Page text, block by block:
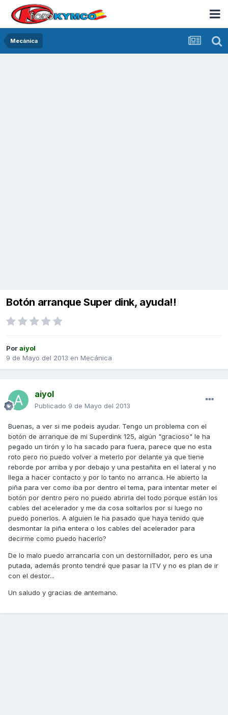
Mecánica
Botón arranque Super dink, ayuda!!
Poraiyol
9 de Mayo del 2013 en Mecánica
aiyol
Publicado 9 de Mayo del 2013
Buenas, a ver si me podeis ayudar. Tengo un problema con el
botón de arranque de mi Superdink 125, algún "gracioso" le ha
pegado un tirón y lo ha sacado para fuera, parece que no esta
roto pero no puedo volver a meterlo por delante ya que tiene
reborde por arriba y por debajo y una pestañita en el lateral y no
llega a hacer contacto y por lo tanto no arranca. He abierto la
piña para ver como iba por dentro el tema, para intentar meter el
botón por dentro pero no puedo abrirla del todo porque están los
cables del acelerador y me da cosa soltarlos por si luego no
puedo ponerlos. A alguien le ha pasado que haya tenido que
desmontar la piña entera o los cables del acelerador para
decirme como puedo hacerlo?
De lo malo puedo arrancarla con un destornillador, pero es una
putada, además pronto tendré que pasar la ITV y no es plan de ir
con el destor...
Un saludo y gracias de antemano.